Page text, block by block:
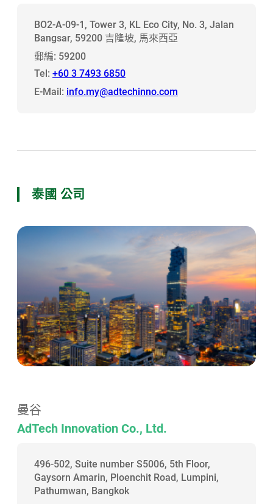
BO2-A-09-1, Tower 3, KL Eco City, No. 3, Jalan
Bangsar, 59200 吉隆坡, 馬來西亞
郵編: 59200
Tel: +60 3 7493 6850
E-Mail: info.my@adtechinno.com
泰國 公司
曼谷
AdTech Innovation Co., Ltd.
496-502, Suite number S5006, 5th Floor,
Gaysorn Amarin, Ploenchit Road, Lumpini,
Pathumwan, Bangkok